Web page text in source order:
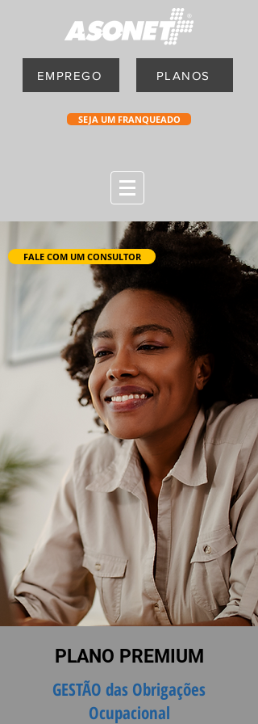
EMPREGO PLANOS
SEJA UM FRANQUEADO
FALE COM UM CONSULTOR
PLANO PREMIUM
GESTÃO das Obrigações
Ocupacional